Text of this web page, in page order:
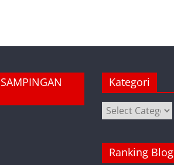
Kategori
Kategori
Ranking Blog